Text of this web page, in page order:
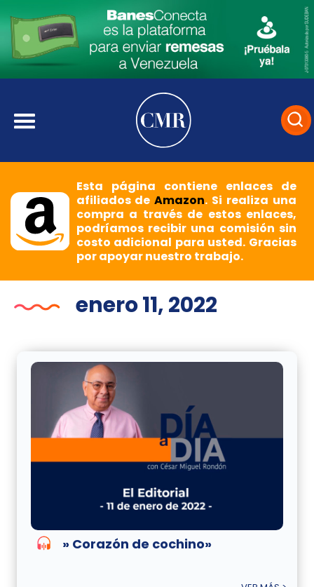
Esta página contiene enlaces de
afiliados deAmazon. Si realiza una
compra a través de estos enlaces,
podríamos recibir una comisión sin
costo adicional para usted. Gracias
por apoyar nuestro trabajo.
enero 11, 2022
» Corazón de cochino»